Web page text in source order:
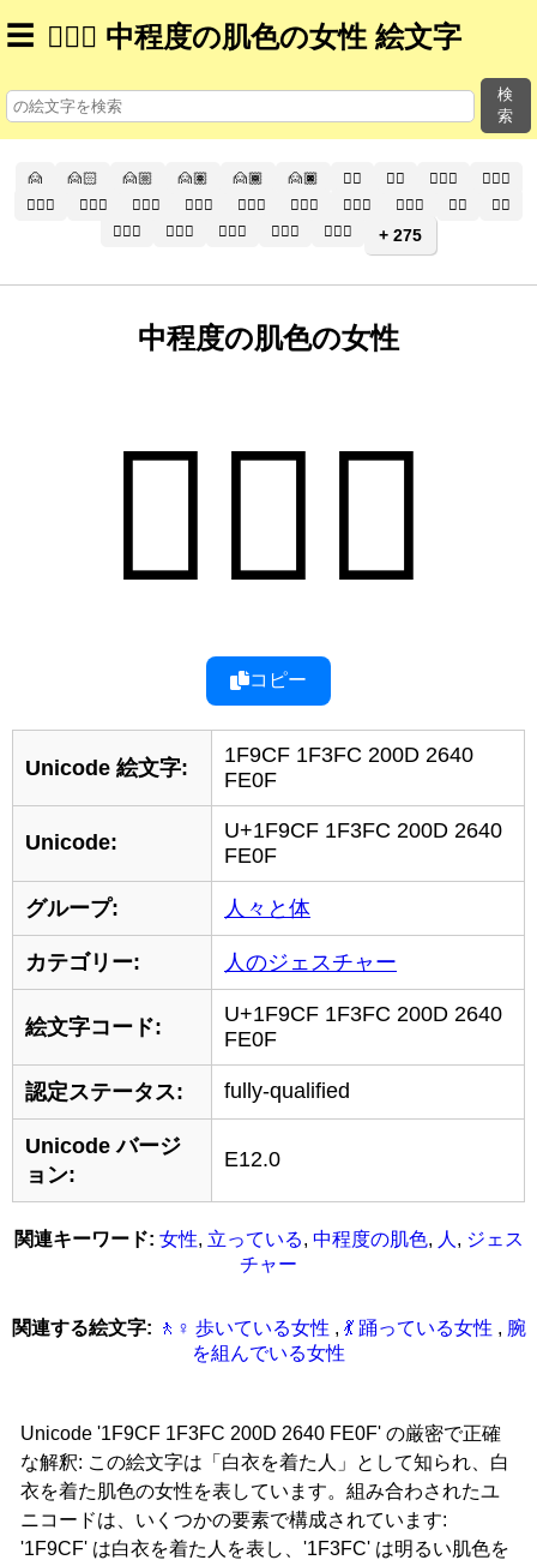
☰ 🧏🏼‍♀️ 中程度の肌色の女性 絵文字
検
索
🙍 🙍🏻 🙍🏼 🙍🏽 🙍🏾 🙍🏿 🙍‍♂️ 🙍‍♂ 🙍🏻‍♂️
🙍🏻‍♂
🙍🏼‍♂️
🙍🏼‍♂ 🙍🏽‍♂️ 🙍🏽‍♂ 🙍🏾‍♂️ 🙍🏾‍♂ 🙍🏿‍♂️ 🙍🏿‍♂ 🙍‍♀️
🙍‍♀
🙍🏻‍♀️
🙍🏻‍♀ 🙍🏼‍♀️ 🙍🏼‍♀ 🙍🏽‍♀️ + 275
中程度の肌色の女性
🧏🏼‍♀️
コピー
Unicode 絵文字:
1F9CF 1F3FC 200D 2640
FE0F
Unicode:
U+1F9CF 1F3FC 200D 2640
FE0F
グループ: 人々と体
カテゴリー: 人のジェスチャー
絵文字コード:
U+1F9CF 1F3FC 200D 2640
FE0F
認定ステータス: fully-qualified
Unicode バージ
ョン:
E12.0
関連キーワード: 女性, 立っている, 中程度の肌色, 人 , ジェス
チャー
関連する絵文字: 🚶‍‍‍♀‍️ 歩いている女性 , 💃 踊っている女性 , 腕
を組んでいる女性
Unicode '1F9CF 1F3FC 200D 2640 FE0F' の厳密で正確
な解釈: この絵文字は「白衣を着た人」として知られ、白
衣を着た肌色の女性を表しています。組み合わされたユ
ニコードは、いくつかの要素で構成されています:
'1F9CF' は白衣を着た人を表し、'1F3FC' は明るい肌色を